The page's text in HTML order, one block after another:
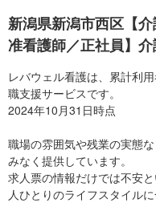
新潟県新潟市西区【
准看護師／正社員】
レバウェル看護は、累計利
職支援サービスです。
2024年10月31日時点
職場の雰囲気や残業の実態
みなく提供しています。
求人票の情報だけでは不安
人ひとりのライフスタイル